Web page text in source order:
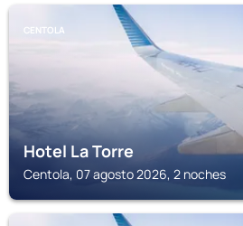
CENTOLA
Hotel La Torre
Centola, 07 agosto 2026, 2 noches